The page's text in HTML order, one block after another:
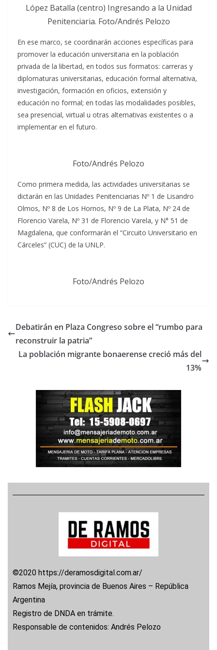
López Batalla (centro) Ingresando a la Unidad
Penitenciaria. Foto/Andrés Pelozo
En ese marco, se coordinarán acciones específicas para
promover la educación universitaria en la población
privada de la libertad, en todos sus formatos: carreras y
diplomaturas universitarias, educación formal alternativa,
investigación, formación en oficios, extensión y
educación no formal; en todas las modalidades posibles,
sea presencial, virtual u otras alternativas existentes o a
implementar en el futuro.
Foto/Andrés Pelozo
Como primera medida, las actividades universitarias se
dictarán en las Unidades Penitenciarias Nº 1 de Lisandro
Olmos, Nº 8 de Los Hornos, Nº 9 de La Plata, Nº 24 de
Florencio Varela, Nº 31 de Florencio Varela, y N° 51 de
Magdalena, que conformarán el “Circuito Universitario en
Cárceles” (CUC) de la UNLP.
Foto/Andrés Pelozo
Debatirán en Plaza Congreso sobre el “rumbo para
reconstruir la patria”
La población migrante bonaerense creció más del
13%
©2020 https://deramosdigital.com.ar/
Ramos Mejía, provincia de Buenos Aires – República
Argentina
Registro de DNDA en trámite.
Responsable de contenidos: Andrés Pelozo